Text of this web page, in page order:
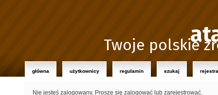
Twoje polskie
główna użytkownicy regulamin szukaj
Nie jesteś zalogowany. Proszę się zalogować lub zarejestrować.